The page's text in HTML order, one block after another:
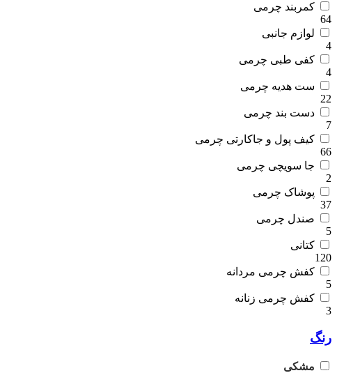
کمربند چرمی
64
لوازم جانبی
4
کفی طبی چرمی
4
ست هدیه چرمی
22
دست بند چرمی
7
کیف پول و جاکارتی چرمی
66
جا سویچی چرمی
2
پوشاک چرمی
37
صندل چرمی
5
کتانی
120
کفش چرمی مردانه
5
کفش چرمی زنانه
3
رنگ
مشکی